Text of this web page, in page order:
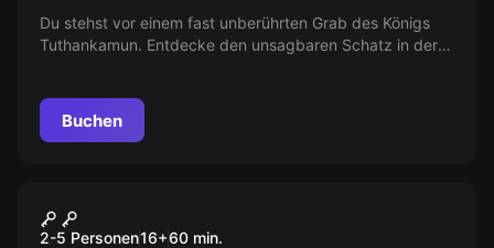
Du stehst vor einem fast unberührten Grab des Königs
Tuthankamun. Entdecke den unsagbaren Schatz in der
Buchen
Hangover
2-5 Personen16+60 min.